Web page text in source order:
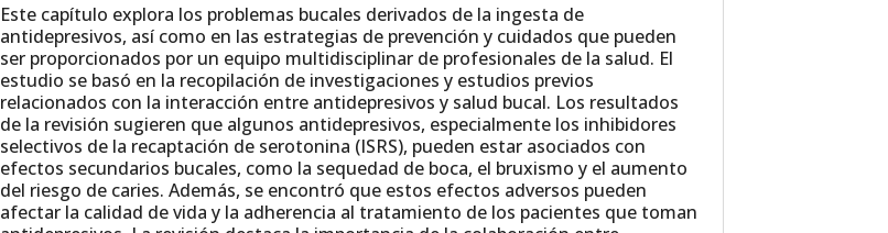
Este capítulo explora los problemas bucales derivados de la ingesta de
antidepresivos, así como en las estrategias de prevención y cuidados que pueden
ser proporcionados por un equipo multidisciplinar de profesionales de la salud. El
estudio se basó en la recopilación de investigaciones y estudios previos
relacionados con la interacción entre antidepresivos y salud bucal. Los resultados
de la revisión sugieren que algunos antidepresivos, especialmente los inhibidores
selectivos de la recaptación de serotonina (ISRS), pueden estar asociados con
efectos secundarios bucales, como la sequedad de boca, el bruxismo y el aumento
del riesgo de caries. Además, se encontró que estos efectos adversos pueden
afectar la calidad de vida y la adherencia al tratamiento de los pacientes que toman